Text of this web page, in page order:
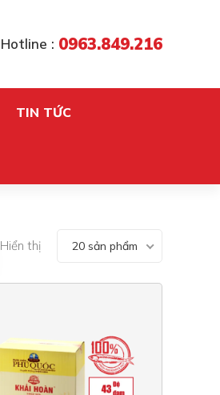
Hotline : 0963.849.216
TIN TỨC
Hiển thị 20 sản phẩm